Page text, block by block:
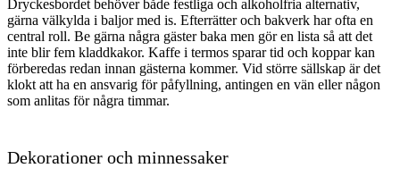
Dryckesbordet behöver både festliga och alkoholfria alternativ,
gärna välkylda i baljor med is. Efterrätter och bakverk har ofta en
central roll. Be gärna några gäster baka men gör en lista så att det
inte blir fem kladdkakor. Kaffe i termos sparar tid och koppar kan
förberedas redan innan gästerna kommer. Vid större sällskap är det
klokt att ha en ansvarig för påfyllning, antingen en vän eller någon
som anlitas för några timmar.
Dekorationer och minnessaker